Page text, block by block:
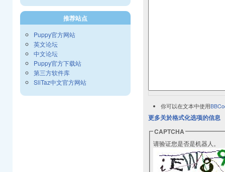
你可以在文本中使用
更多关於格式化选项的信息
CAPTCHA
请验证您是否是机器人。
推荐站点
Puppy官方网站
英文论坛
中文论坛
Puppy官方下载站
第三方软件库
SliTaz中文官方网站